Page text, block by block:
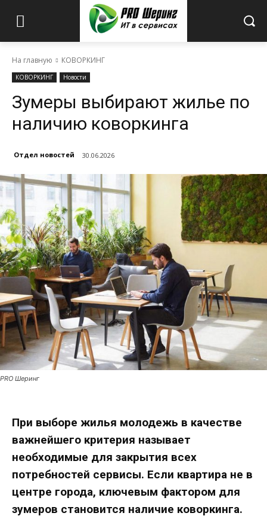
На главную КОВОРКИНГ
КОВОРКИНГ Новости
Зумеры выбирают жилье по
наличию коворкинга
Отдел новостей 30.06.2026
PRO Шеринг
При выборе жилья молодежь в качестве
важнейшего критерия называет
необходимые для закрытия всех
потребностей сервисы. Если квартира не в
центре города, ключевым фактором для
зумеров становится наличие коворкинга.